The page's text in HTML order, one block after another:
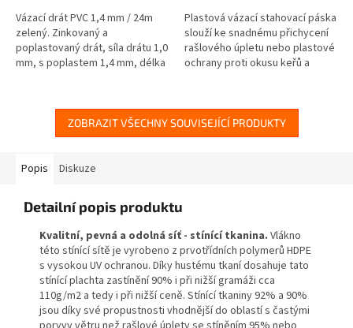
Vázací drát PVC 1,4 mm / 24m
zelený. Zinkovaný a
poplastovaný drát, síla drátu 1,0
mm, s poplastem 1,4 mm, délka
Plastová vázací stahovací páska
slouží ke snadnému přichycení
rašlového úpletu nebo plastové
ochrany proti okusu keřů a
ZOBRAZIT VŠECHNY SOUVISEJÍCÍ PRODUKTY
Popis Diskuze
Detailní popis produktu
Kvalitní, pevná a odolná síť - stínící tkanina. Vlákno
této stínící sítě je vyrobeno z prvotřídních polymerů HDPE
s vysokou UV ochranou. Díky hustému tkaní dosahuje tato
stínící plachta zastínění 90% i při nižší gramáži cca
110g/m2 a tedy i při nižší ceně. Stínící tkaniny 92% a 90%
jsou díky své propustnosti vhodnější do oblastí s častými